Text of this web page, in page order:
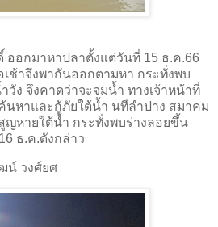
ออกมาหาปลาตั้งแต่วันที่ 15 ธ.ค.66
ช้าจึงพากันออกตามหา กระทั่งพบ
วัง จึงคาดว่าจะจมน้ำ ทางเจ้าหน้าที่
หาและกู้ภัยใต้น้ำ นทีลำปาง สมาคม
ญหายใต้น้ำ กระทั่งพบร่างลอยขึ้น
ธ.ค.ดังกล่าว
น์ วงศ์ยศ